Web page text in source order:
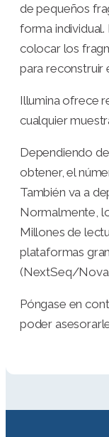
de pequeños
forma
colocar los
para reconstruir
Illumina ofrece
cualquier
Dependiendo
obtener, el
También va a
Normalmente,
Millones de
plataformas
(NextSeq/
Póngase en
poder